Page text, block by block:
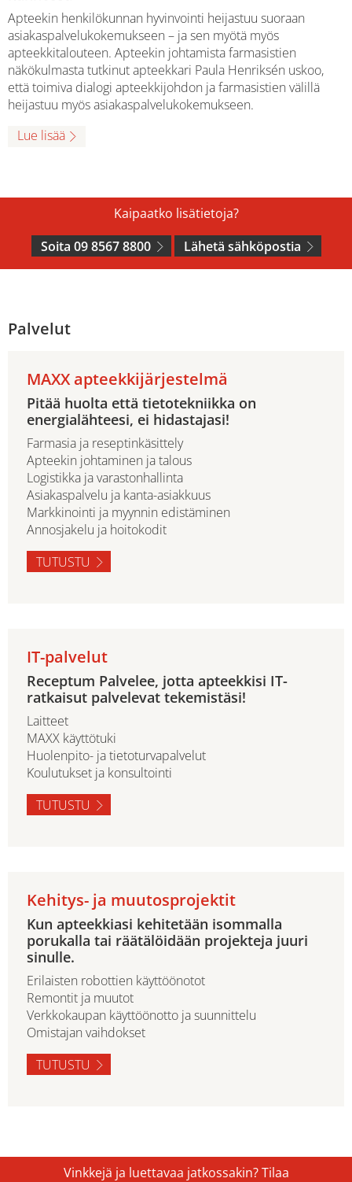
Apteekin henkilökunnan hyvinvointi heijastuu suoraan
asiakaspalvelukokemukseen – ja sen myötä myös
apteekkitalouteen. Apteekin johtamista farmasistien
näkökulmasta tutkinut apteekkari Paula Henriksén uskoo,
että toimiva dialogi apteekkijohdon ja farmasistien välillä
heijastuu myös asiakaspalvelukokemukseen.
Lue lisää
Kaipaatko lisätietoja?
Soita 09 8567 8800
Lähetä sähköpostia
Palvelut
MAXX apteekkijärjestelmä
Pitää huolta että tietotekniikka on
energialähteesi, ei hidastajasi!
Farmasia ja reseptinkäsittely
Apteekin johtaminen ja talous
Logistikka ja varastonhallinta
Asiakaspalvelu ja kanta-asiakkuus
Markkinointi ja myynnin edistäminen
Annosjakelu ja hoitokodit
TUTUSTU
IT-palvelut
Receptum Palvelee, jotta apteekkisi IT-
ratkaisut palvelevat tekemistäsi!
Laitteet
MAXX käyttötuki
Huolenpito- ja tietoturvapalvelut
Koulutukset ja konsultointi
TUTUSTU
Kehitys- ja muutosprojektit
Kun apteekkiasi kehitetään isommalla
porukalla tai räätälöidään projekteja juuri
sinulle.
Erilaisten robottien käyttöönotot
Remontit ja muutot
Verkkokaupan käyttöönotto ja suunnittelu
Omistajan vaihdokset
TUTUSTU
Vinkkejä ja luettavaa jatkossakin? Tilaa